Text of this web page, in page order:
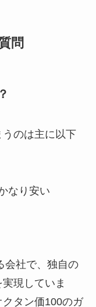
問
のは主に以下
なり安い
会社で、独自の
現していま
タン価100のガ